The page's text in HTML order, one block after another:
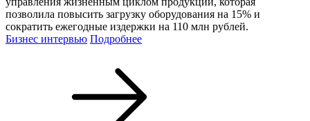
позволила повысить загрузку оборудования на 15% и
сократить ежегодные издержки на 110 млн рублей.
Бизнес интервью Подробнее